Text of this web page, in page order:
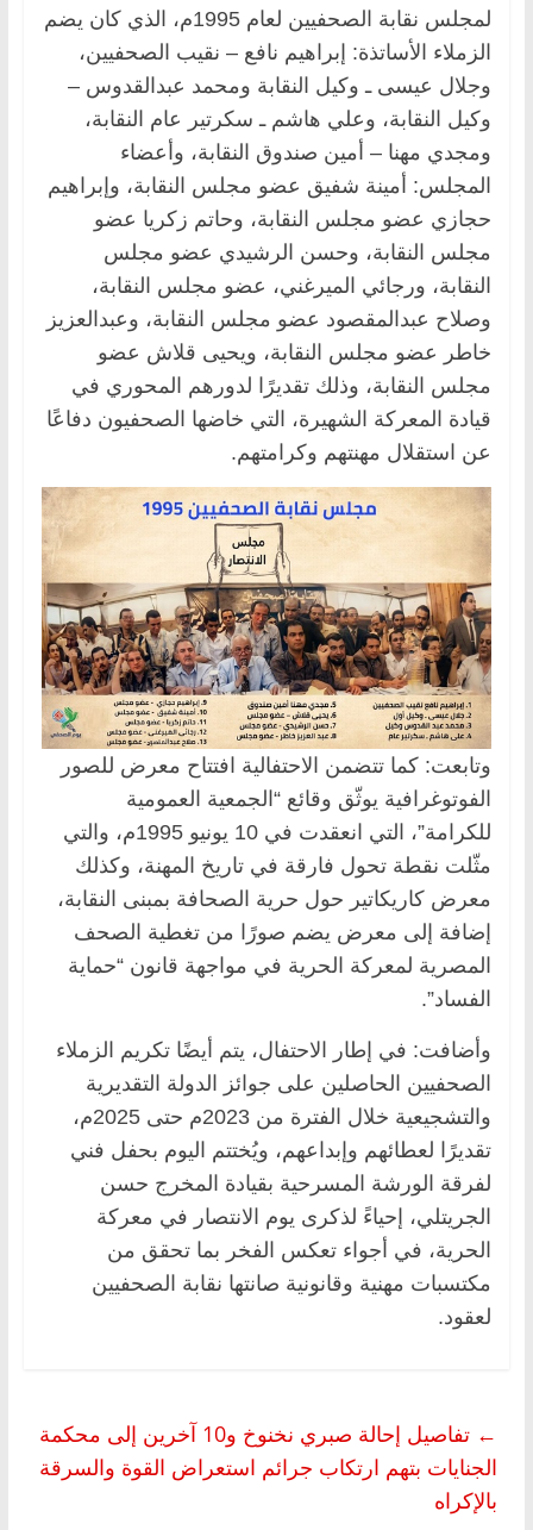
لمجلس نقابة الصحفيين لعام 1995م، الذي كان يضم
الزملاء الأساتذة: إبراهيم نافع – نقيب الصحفيين،
وجلال عيسى ـ وكيل النقابة ومحمد عبدالقدوس –
وكيل النقابة، وعلي هاشم ـ سكرتير عام النقابة،
ومجدي مهنا – أمين صندوق النقابة، وأعضاء
المجلس: أمينة شفيق عضو مجلس النقابة، وإبراهيم
حجازي عضو مجلس النقابة، وحاتم زكريا عضو
مجلس النقابة، وحسن الرشيدي عضو مجلس
النقابة، ورجائي الميرغني، عضو مجلس النقابة،
وصلاح عبدالمقصود عضو مجلس النقابة، وعبدالعزيز
خاطر عضو مجلس النقابة، ويحيى قلاش عضو
مجلس النقابة، وذلك تقديرًا لدورهم المحوري في
قيادة المعركة الشهيرة، التي خاضها الصحفيون دفاعًا
عن استقلال مهنتهم وكرامتهم.
وتابعت: كما تتضمن الاحتفالية افتتاح معرض للصور
الفوتوغرافية يوثّق وقائع “الجمعية العمومية
للكرامة”، التي انعقدت في 10 يونيو 1995م، والتي
مثّلت نقطة تحول فارقة في تاريخ المهنة، وكذلك
معرض كاريكاتير حول حرية الصحافة بمبنى النقابة،
إضافة إلى معرض يضم صورًا من تغطية الصحف
المصرية لمعركة الحرية في مواجهة قانون “حماية
الفساد”.
وأضافت: في إطار الاحتفال، يتم أيضًا تكريم الزملاء
الصحفيين الحاصلين على جوائز الدولة التقديرية
والتشجيعية خلال الفترة من 2023م حتى 2025م،
تقديرًا لعطائهم وإبداعهم، ويُختتم اليوم بحفل فني
لفرقة الورشة المسرحية بقيادة المخرج حسن
الجريتلي، إحياءً لذكرى يوم الانتصار في معركة
الحرية، في أجواء تعكس الفخر بما تحقق من
مكتسبات مهنية وقانونية صانتها نقابة الصحفيين
لعقود.
←
تفاصيل إحالة صبري نخنوخ و10 آخرين إلى محكمة
الجنايات بتهم ارتكاب جرائم استعراض القوة والسرقة
بالإكراه